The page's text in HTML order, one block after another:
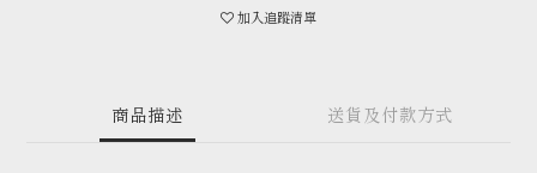
加入追蹤清單
商品描述 送貨及付款方式